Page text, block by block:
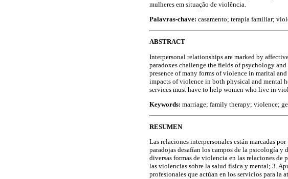
mulheres em situação de violência.
Palavras-chave: casamento; terapia familiar;
ABSTRACT
Interpersonal relationships are marked by
paradoxes challenge the fields of psychology
presence of many forms of violence in marital
impacts of violence in both physical and mental
services must have to help women who live in
Keywords: marriage; family therapy; violence;
RESUMEN
Las relaciones interpersonales están marcadas
paradojas desafían los campos de la psicología y
diversas formas de violencia en las relaciones de
las violencias sobre la salud física y mental; 3.
profesionales que actúan en los servicios para la